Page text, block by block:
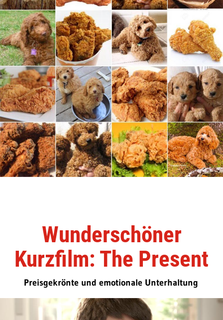
Wunderschöner
Kurzfilm: The Present
Preisgekrönte und emotionale Unterhaltung